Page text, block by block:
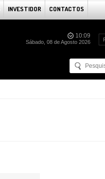
INVESTIDOR CONTACTOS
10:09
Sábado, 08 de Agosto 2026